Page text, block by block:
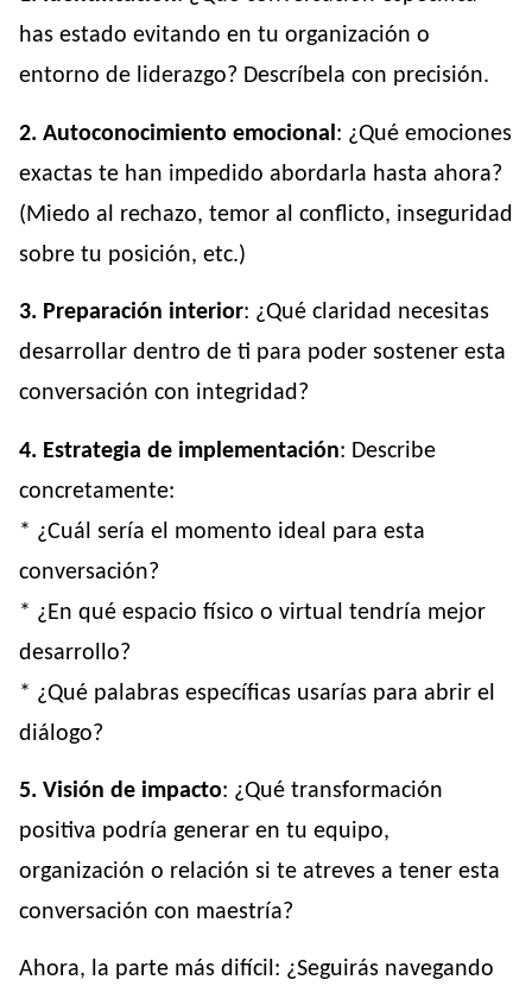
has estado evitando en tu organización o
entorno de liderazgo? Descríbela con precisión.
2. Autoconocimiento emocional : ¿Qué emociones
exactas te han impedido abordarla hasta ahora?
(Miedo al rechazo, temor al conflicto, inseguridad
sobre tu posición, etc.)
3. Preparación interior: ¿Qué claridad necesitas
desarrollar dentro de ti para poder sostener esta
conversación con integridad?
4. Estrategia de implementación: Describe
concretamente:
* ¿Cuál sería el momento ideal para esta
conversación?
* ¿En qué espacio físico o virtual tendría mejor
desarrollo?
* ¿Qué palabras específicas usarías para abrir el
diálogo?
5. Visión de impacto: ¿Qué transformación
positiva podría generar en tu equipo,
organización o relación si te atreves a tener esta
conversación con maestría?
Ahora, la parte más difícil: ¿Seguirás navegando